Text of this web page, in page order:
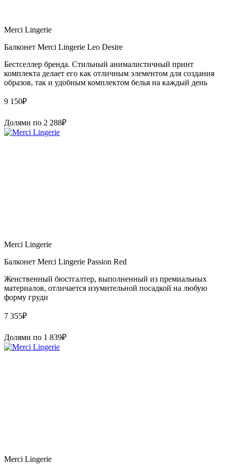
Merci Lingerie
Балконет Merci Lingerie Leo Desire
Бестселлер бренда. Стильный анималистичный принт
комплекта делает его как отличным элементом для создания
образов, так и удобным комплектом белья на каждый день
9 150₽
Долями по 2 288₽
Merci Lingerie
Балконет Merci Lingerie Passion Red
Женственный бюстгалтер, выполненный из премиальных
материалов, отличается изумительной посадкой на любую
форму груди
7 355₽
Долями по 1 839₽
Merci Lingerie